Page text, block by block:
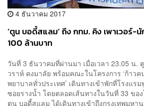
4 ธันวาคม 2017
‘ตูน บอดี้สแลม’ ถึง กทม. คิง เพาเวอร์-
100 ล้านบาท
วันที่ 3 ธันวาคมที่ผ่านมา เมื่อเวลา 23.05 น.
วราห์ คงมาลัย พร้อมคณะในโครงการ ‘ก้าวค
พยาบาลทั่วประเทศ’ เดินทางเข้าพักที่โรงแร
ซอยรางน้ำ โดยตลอดเส้นทางในวันที่ 33 ขอ
ตูน บอดี้สแลม ได้เดินทางเข้าถึงกรุงเทพมห